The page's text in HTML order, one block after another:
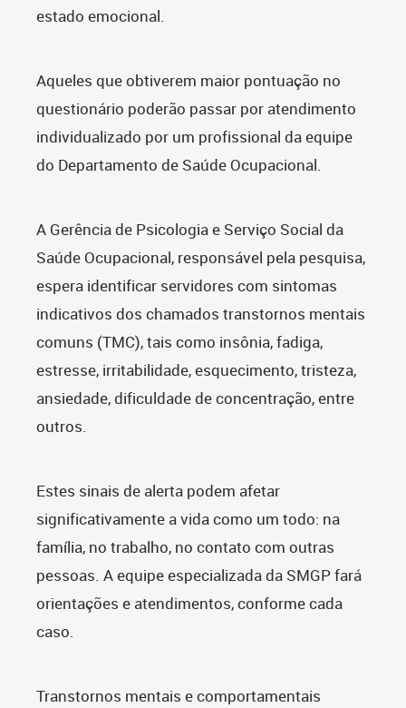
estado emocional.
Aqueles que obtiverem maior pontuação no
questionário poderão passar por atendimento
individualizado por um profissional da equipe
do Departamento de Saúde Ocupacional.
A Gerência de Psicologia e Serviço Social da
Saúde Ocupacional, responsável pela pesquisa,
espera identificar servidores com sintomas
indicativos dos chamados transtornos mentais
comuns (TMC), tais como insônia, fadiga,
estresse, irritabilidade, esquecimento, tristeza,
ansiedade, dificuldade de concentração, entre
outros.
Estes sinais de alerta podem afetar
significativamente a vida como um todo: na
família, no trabalho, no contato com outras
pessoas. A equipe especializada da SMGP fará
orientações e atendimentos, conforme cada
caso.
Transtornos mentais e comportamentais